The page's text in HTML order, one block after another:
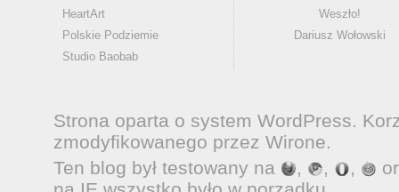
HeartArt
Polskie Podziemie
Studio Baobab
Weszło!
Dariusz Wołowski
Strona oparta o system WordPress.
zmodyfikowanego przez Wirone.
Ten blog był testowany na
, , ,